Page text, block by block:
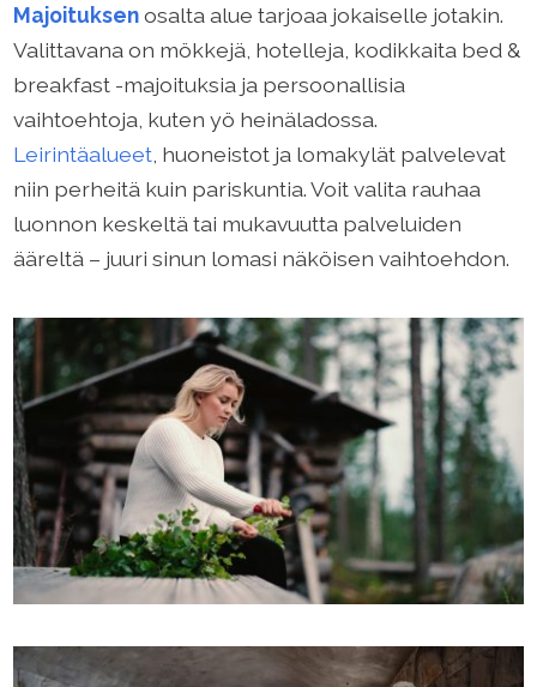
Majoituksenosalta alue tarjoaa jokaiselle jotakin.
Valittavana on mökkejä, hotelleja, kodikkaita bed &
breakfast -majoituksia ja persoonallisia
vaihtoehtoja, kuten yö heinäladossa.
Leirintäalueet , huoneistot ja lomakylät palvelevat
niin perheitä kuin pariskuntia. Voit valita rauhaa
luonnon keskeltä tai mukavuutta palveluiden
ääreltä – juuri sinun lomasi näköisen vaihtoehdon.